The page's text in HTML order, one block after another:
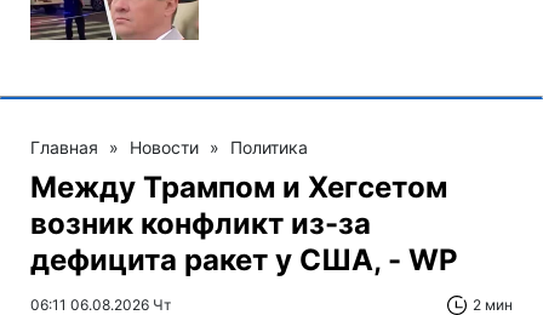
Главная » Новости » Политика
Между Трампом и Хегсетом
возник конфликт из-за
дефицита ракет у США, - WP
06:11 06.08.2026 Чт 2 мин